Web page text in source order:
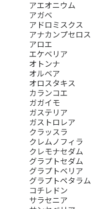
アエオニウム
アガベ
アドロミスクス
アナカンプセロス
アロエ
エケベリア
オトンナ
オルベア
オロスタキス
カランコエ
ガガイモ
ガステリア
ガストロレア
クラッスラ
クレムノフィラ
クレモナセダム
グラプトセダム
グラプトベリア
グラプトペタラム
コチレドン
サラセニア